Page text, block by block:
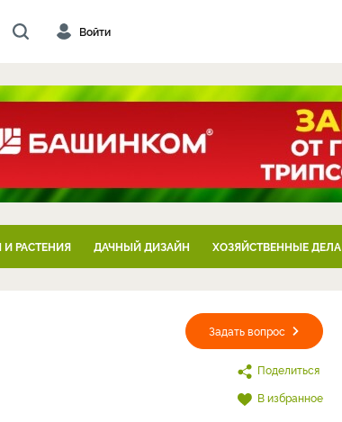
Войти
РАСТЕНИЯ ДАЧНЫЙ ДИЗАЙН ХОЗЯЙСТВЕННЫЕ ДЕЛА
Задать вопрос
Поделиться
В избранное